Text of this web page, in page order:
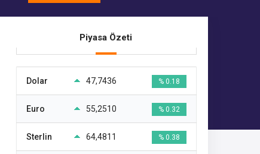
Piyasa Özeti
Dolar 47,7436 % 0.18
Euro 55,2510 % 0.32
Sterlin 64,4811 % 0.38